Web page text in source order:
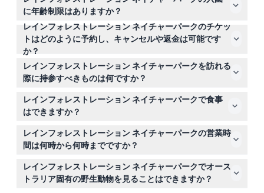
用ツアーを楽しめます。陸と水の両方を走行し、美しい熱
帯雨林やその野生動物を間近で見ることができます（変更
される場合がありますので、予約時にご確認ください）。
に年齢制限はありますか？
0〜3歳の子供は無料で入園でき、4〜14歳の子供および15
歳以上の大人に適しているため、さまざまな年齢の子供が
いる家族に最適です。
レインフォレストレーション ネイチャーパークのチケッ
トはどのように予約し、キャンセルや返金は可能です
か？
このウェブサイトで簡単にチケットをオンライン予約でき
ます。すべてのチケットは返金不可かつキャンセル不可で
すので、日時を慎重に選んでください。
レインフォレストレーション ネイチャーパークを訪れる
際に持参すべきものは何ですか？
歩きやすい靴と、熱帯雨林の気候に適した軽装を着用し、
日焼け止め、帽子、水筒を持参すると一日快適に過ごせま
す。
レインフォレストレーション ネイチャーパークで食事
はできますか？
はい、園内のアウトバックレストランでランチやその他の
食事が提供されていますが、食事や飲み物はチケット料金
に含まれていません。
レインフォレストレーション ネイチャーパークの営業時
間は何時から何時までですか？
公園は毎日午前9時から午後3時まで営業しており、すべ
ての体験を十分に楽しむことができます（変更の場合があ
りますので予約時にご確認ください）。
レインフォレストレーション ネイチャーパークでオース
トラリア固有の野生動物を見ることはできますか？